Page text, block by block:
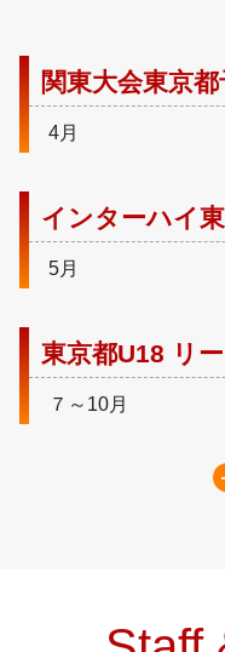
関東大会東京都
4月
インターハイ
5月
東京都U18 リ
７～10月